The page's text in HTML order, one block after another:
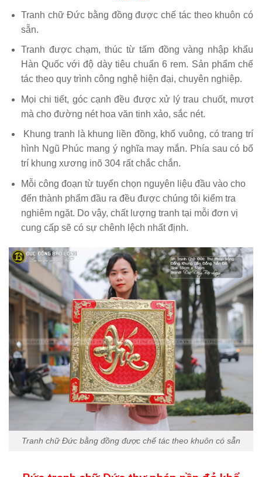
Tranh chữ Đức bằng đồng được chế tác theo khuôn có
sẵn.
Tranh được chạm, thúc từ tấm đồng vàng nhập khẩu
Hàn Quốc với độ dày tiêu chuẩn 6 rem. Sản phẩm chế
tác theo quy trình công nghệ hiện đại, chuyên nghiệp.
Mọi chi tiết, góc cạnh đều được xử lý trau chuốt, mượt
mà cho đường nét hoa văn tinh xảo, sắc nét.
Khung tranh là khung liền đồng, khổ vuông, có trang trí
hình Ngũ Phúc mang ý nghĩa may mắn. Phía sau có bố
trí khung xương inõ 304 rất chắc chắn.
Mỗi công đoạn từ tuyển chọn nguyên liệu đầu vào cho
đến thành phẩm đầu ra đều được chúng tôi kiểm tra
nghiêm ngặt. Do vậy, chất lượng tranh tại mỗi đơn vị
cung cấp sẽ có sự chênh lệch nhất định.
Tranh chữ Đức bằng đồng được chế tác theo khuôn có sẵn